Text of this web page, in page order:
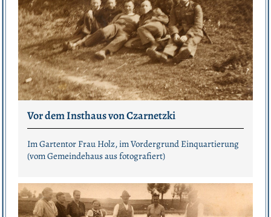
Vor dem Insthaus von Czarnetzki
Im Gartentor Frau Holz, im Vordergrund Einquartierung
(vom Gemeindehaus aus fotografiert)